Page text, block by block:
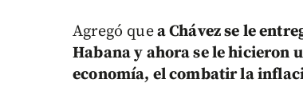
Agregó quea Chávez se le
Habana y ahora se le hicieron
economía, el combatir la